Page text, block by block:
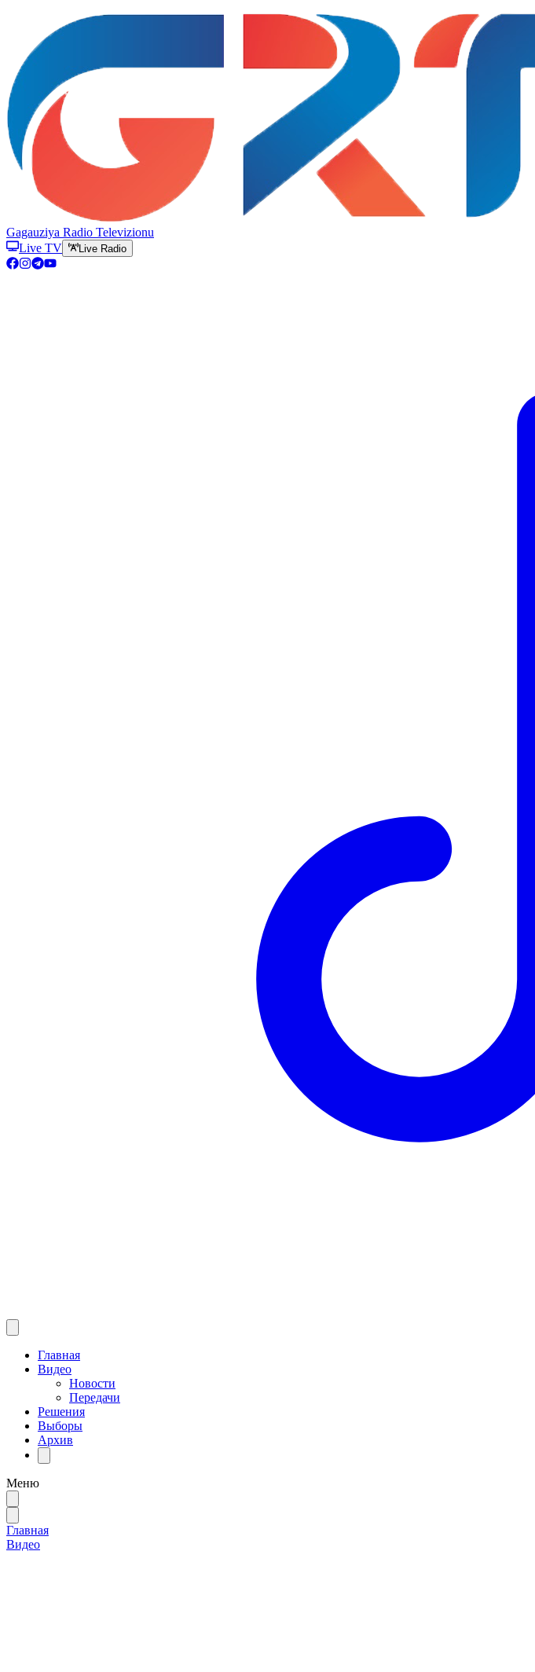
Gagauziya Radio Televizionu
Live TV
Live Radio
Главная
Видео
Новости
Передачи
Решения
Выборы
Архив
Меню
Главная
Видео